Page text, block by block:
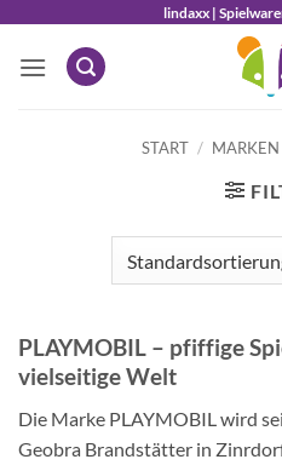
springen
lindaxx |
START / MARKEN
PLAYMOBIL – pfiffige
vielseitige Welt
Die Marke PLAYMOBIL wird
Geobra Brandstätter in